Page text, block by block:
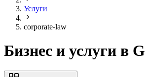
Услуги
corporate-law
Бизнес и услуги в